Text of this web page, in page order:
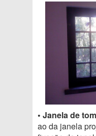
• Janela de
ao da janela